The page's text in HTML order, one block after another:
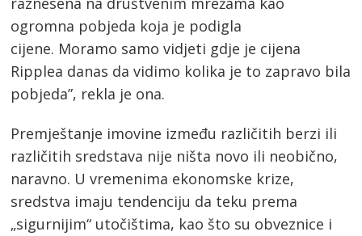
ogromna pobjeda koja je podigla
cijene. Moramo samo vidjeti gdje je cijena
Ripplea danas da vidimo kolika je to zapravo bila
pobjeda”, rekla je ona.
Premještanje imovine između različitih berzi ili
različitih sredstava nije ništa novo ili neobično,
naravno. U vremenima ekonomske krize,
sredstva imaju tendenciju da teku prema
„sigurnijim“ utočištima, kao što su obveznice i